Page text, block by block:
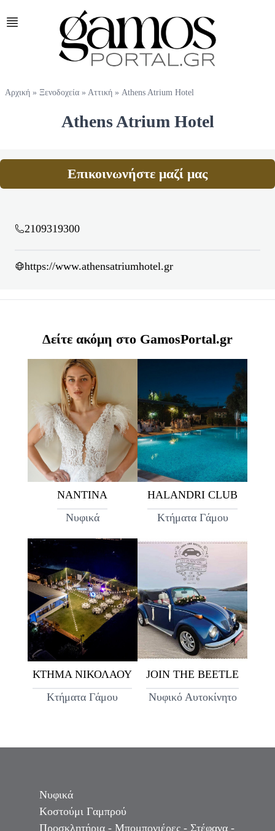
Αρχική » Ξενοδοχεία » Αττική » Athens Atrium Hotel
Athens Atrium Hotel
Επικοινωνήστε μαζί μας
2109319300
https://www.athensatriumhotel.gr
Δείτε ακόμη στο GamosPortal.gr
ΝΑΝΤΙΝΑ
Νυφικά
HALANDRI CLUB
Κτήματα Γάμου
ΚΤΗΜΑ ΝΙΚΟΛΑΟΥ
Κτήματα Γάμου
JOIN THE BEETLE
Νυφικό Αυτοκίνητο
Νυφικά
Κοστούμι Γαμπρού
Προσκλητήρια - Μπομπονιέρες - Στέφανα -